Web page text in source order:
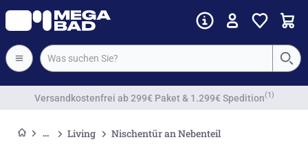
Vorkassenrabatt
Living Nischentür an Nebenteil